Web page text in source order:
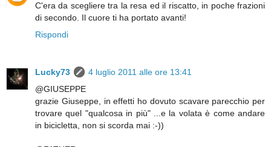
C'era da scegliere tra la resa ed il riscatto, in poche frazioni
di secondo. Il cuore ti ha portato avanti!
Rispondi
Lucky73
4 luglio 2011 alle ore 13:41
@GIUSEPPE
grazie Giuseppe, in effetti ho dovuto scavare parecchio per
trovare quel "qualcosa in più" ...e la volata è come andare
in bicicletta, non si scorda mai :-))